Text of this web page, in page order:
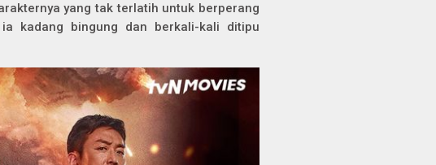
yang tak terlatih untuk berperang
kadang bingung dan berkali-kali ditipu